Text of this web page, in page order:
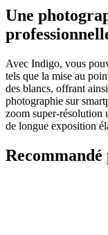
Une
Avec Indigo, vous
tels que la mise au
des blancs, offrant
photographie sur
zoom super-résolution
de longue exposition